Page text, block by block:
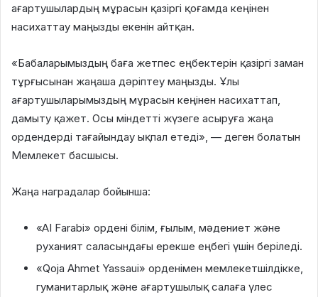
ағартушылардың мұрасын қазіргі қоғамда кеңінен
насихаттау маңызды екенін айтқан.
«Бабаларымыздың баға жетпес еңбектерін қазіргі заман
тұрғысынан жаңаша дәріптеу маңызды. Ұлы
ағартушыларымыздың мұрасын кеңінен насихаттап,
дамыту қажет. Осы міндетті жүзеге асыруға жаңа
ордендерді тағайындау ықпал етеді», — деген болатын
Мемлекет басшысы.
Жаңа наградалар бойынша:
«AI Farabi» ордені білім, ғылым, мәдениет және
руханият саласындағы ерекше еңбегі үшін беріледі.
«Qoja Ahmet Yassaui» орденімен мемлекетшілдікке,
гуманитарлық және ағартушылық салаға үлес